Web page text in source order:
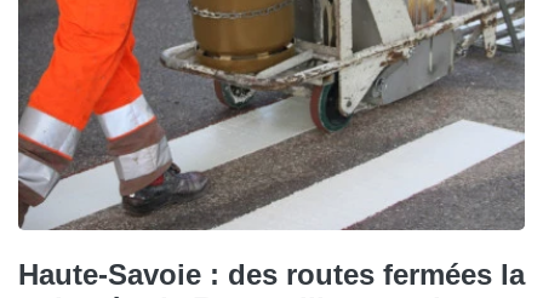
Haute-Savoie : des routes fermées la